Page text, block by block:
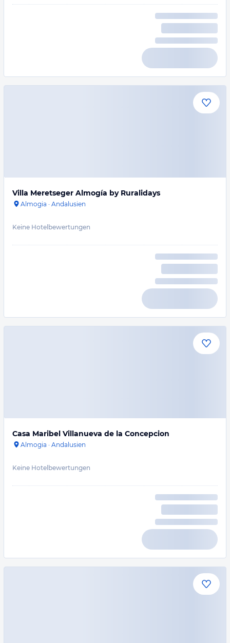
Villa Meretseger Almogía by Ruralidays
Almogia · Andalusien
Keine Hotelbewertungen
Casa Maribel Villanueva de la Concepcion
Almogia · Andalusien
Keine Hotelbewertungen